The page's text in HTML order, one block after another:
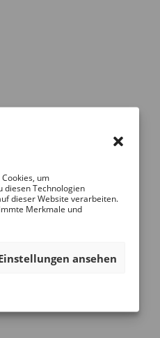
um
diesen Technologien
dieser Website verarbeiten.
Merkmale und
ansehen